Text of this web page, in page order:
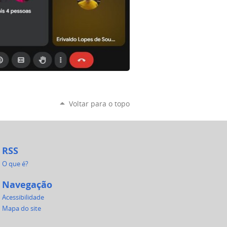
Voltar para o topo
RSS
O que é?
Navegação
Acessibilidade
Mapa do site